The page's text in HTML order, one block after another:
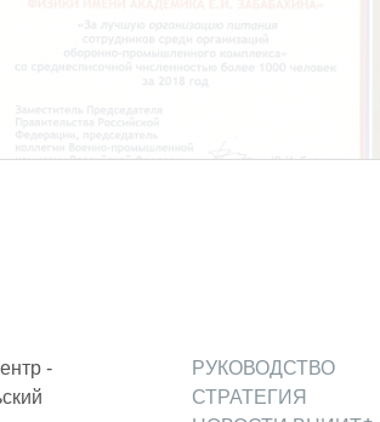
-
РУКОВОДСТВО
СТРАТЕГИЯ